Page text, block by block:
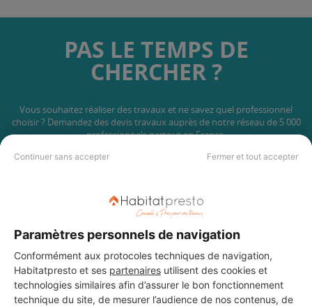
Continuer sans accepter Fermer et tout accepter
Paramètres personnels de navigation
Conformément aux protocoles techniques de navigation,
Habitatpresto et ses partenaires utilisent des cookies et
technologies similaires afin d’assurer le bon fonctionnement
technique du site, de mesurer l’audience de nos contenus, de
PAS LE TEMPS DE
CHERCHER ?
Vous souhaitez réaliser des travaux et ne savez quel professionnel
choisir ? Demandez des devis travaux auprès de notre réseau de 5 000
professionnels partout en France.
DEMANDER UN DEVIS